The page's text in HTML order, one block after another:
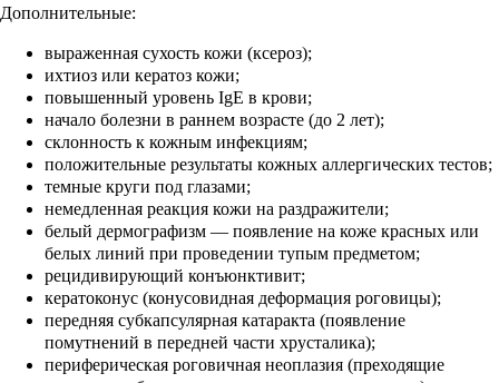
Дополнительные:
выраженная сухость кожи (ксероз);
ихтиоз или кератоз кожи;
повышенный уровень IgE в крови;
начало болезни в раннем возрасте (до 2 лет);
склонность к кожным инфекциям;
положительные результаты кожных аллергических тестов;
темные круги под глазами;
немедленная реакция кожи на раздражители;
белый дермографизм — появление на коже красных или
белых линий при проведении тупым предметом;
рецидивирующий конъюнктивит;
кератоконус (конусовидная деформация роговицы);
передняя субкапсулярная катаракта (появление
помутнений в передней части хрусталика);
периферическая роговичная неоплазия (преходящие